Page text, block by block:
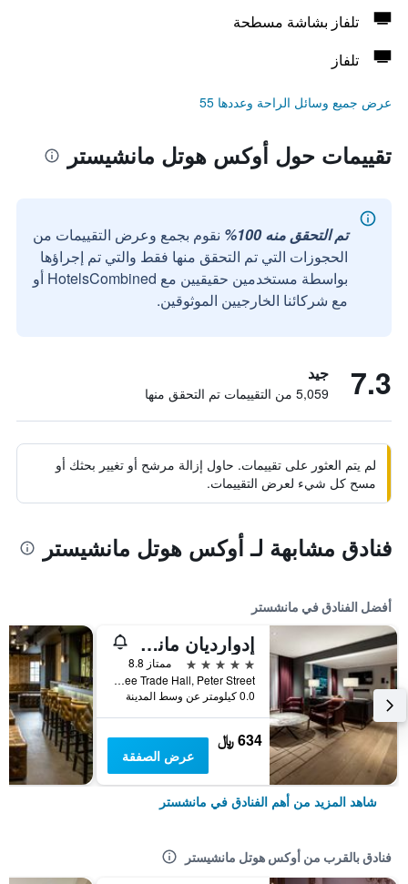
تلفاز بشاشة مسطحة
تلفاز
عرض جميع وسائل الراحة وعددها 55
تقييمات حول أوكس هوتل مانشيستر
تم التحقق منه 100%
نقوم بجمع وعرض التقييمات من
الحجوزات التي تم التحقق منها فقط والتي تم إجراؤها
بواسطة مستخدمين حقيقيين مع HotelsCombined أو
مع شركائنا الخارجيين الموثوقين.
7.3 جيد
5,059 من التقييمات تم التحقق منها
لم يتم العثور على تقييمات. حاول إزالة مرشح أو تغيير بحثك أو
مسح كل شيء لعرض التقييمات.
فنادق مشابهة لـ أوكس هوتل مانشيستر
أفضل الفنادق في مانشستر
إدوارديان مانشستر، فندق راديسون كوليكشن
5 نجوم
ممتاز 8.8
Free Trade Hall, Peter Street, مانشستر, المملكة المتحدة
0.0 كيلومتر عن وسط المدينة
634 ﷼
عرض الصفقة
شاهد المزيد من أهم الفنادق في مانشستر
فنادق بالقرب من أوكس هوتل مانشيستر